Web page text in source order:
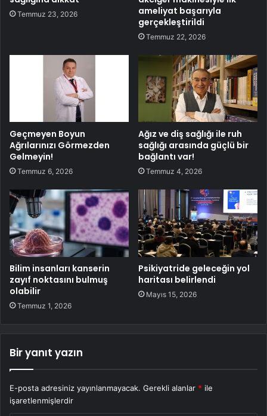
Temmuz 23, 2026
ameliyat başarıyla
gerçekleştirildi
Temmuz 22, 2026
Geçmeyen Boyun
Ağrılarınızı Görmezden
Gelmeyin!
Temmuz 6, 2026
Ağız ve diş sağlığı ile ruh
sağlığı arasında güçlü bir
bağlantı var!
Temmuz 4, 2026
Bilim insanları kanserin
zayıf noktasını bulmuş
olabilir
Temmuz 1, 2026
Psikiyatride geleceğin yol
haritası belirlendi
Mayıs 15, 2026
Bir yanıt yazın
E-posta adresiniz yayınlanmayacak. Gerekli alanlar * ile
işaretlenmişlerdir